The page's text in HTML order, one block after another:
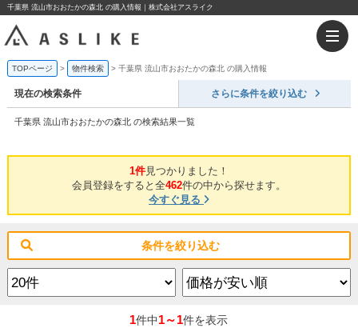
千葉県 流山市おおたかの森北 の購入情報｜株式会社アスライク
TOPページ 物件検索 千葉県 流山市おおたかの森北 の購入情報
現在の検索条件 さらに条件を絞り込む
千葉県 流山市おおたかの森北 の検索結果一覧
1件見つかりました！
会員登録をすると全462件の中から探せます。
今すぐ見る
条件を絞り込む
1件中1～1件を表示